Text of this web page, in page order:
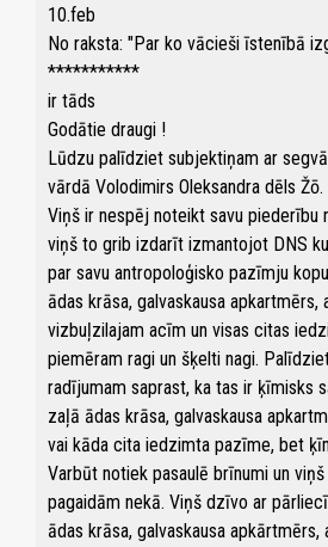
10.feb
No raksta: "Par ko vācieši īstenībā
***********
ir tāds
Godātie draugi !
Lūdzu palīdziet subjektiņam ar
vārdā Volodimirs Oleksandra dēls Žō.
Viņš ir nespēj noteikt savu piederību
viņš to grib izdarīt izmantojot DNS
par savu antropoloģisko pazīmju
ādas krāsa, galvaskausa
vizbuļzilajam acīm un visas citas
piemēram ragi un šķelti nagi.
radījumam saprast, ka tas ir ķīmisks
zaļā ādas krāsa, galvaskausa
vai kāda cita iedzimta pazīme, bet
Varbūt notiek pasaulē brīnumi un
pagaidām nekā. Viņš dzīvo ar
ādas krāsa, galvaskausa